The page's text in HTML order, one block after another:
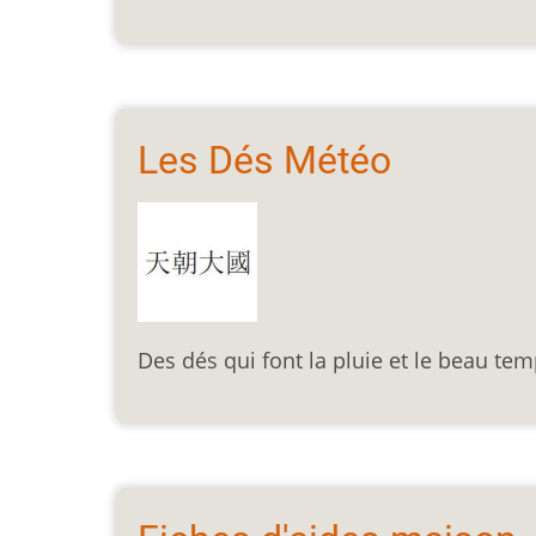
Les Dés Météo
Des dés qui font la pluie et le beau